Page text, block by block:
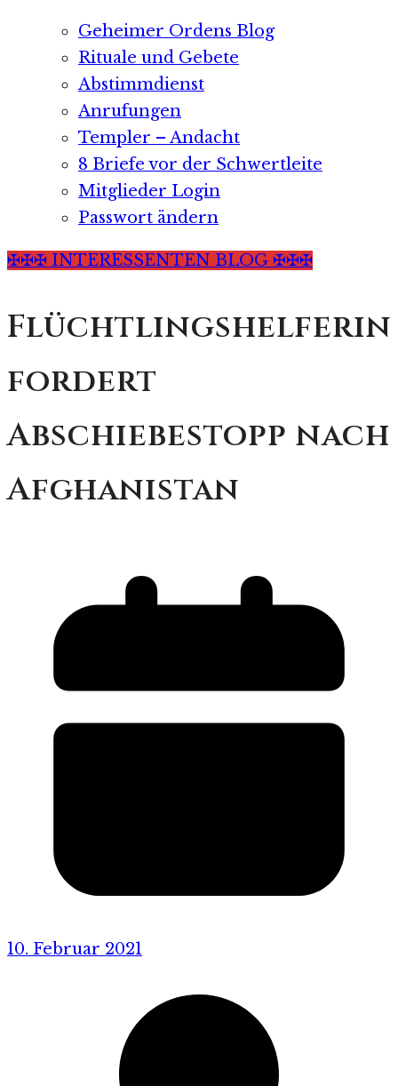
Geheimer Ordens Blog
Rituale und Gebete
Abstimmdienst
Anrufungen
Templer – Andacht
8 Briefe vor der Schwertleite
Mitglieder Login
Passwort ändern
✠✠✠ INTERESSENTEN BLOG ✠✠✠
Flüchtlingshelferin
fordert
Abschiebestopp nach
Afghanistan
10. Februar 2021